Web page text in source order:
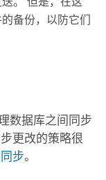
备份，以防它们
数据库之间同步
更改的策略很
步。